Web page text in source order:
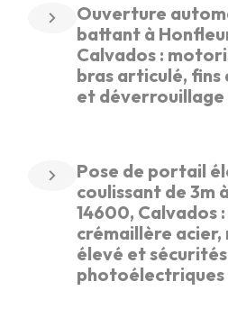
Ouverture
battant à
Calvados :
bras articulé, fins
et déverrouillage
Pose de portail
coulissant de 3m
14600, Calvados
crémaillère
élevé et sécurités
photoélectriques